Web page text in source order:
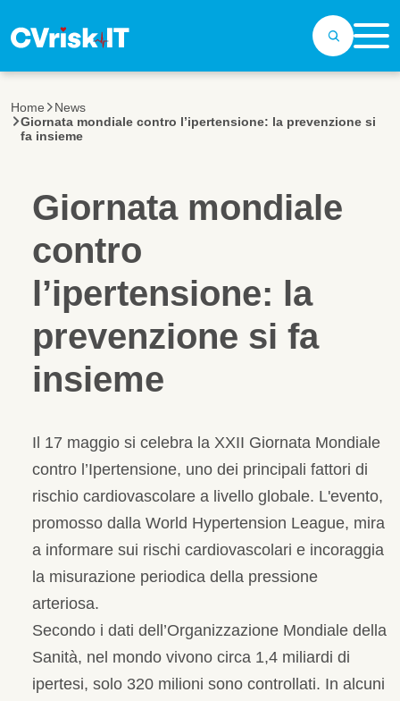
Home
News
Giornata mondiale contro l’ipertensione: la prevenzione si
fa insieme
Giornata mondiale
contro
l’ipertensione: la
prevenzione si fa
insieme
Il 17 maggio si celebra la XXII Giornata Mondiale
contro l’Ipertensione, uno dei principali fattori di
rischio cardiovascolare a livello globale. L'evento,
promosso dalla World Hypertension League, mira
a informare sui rischi cardiovascolari e incoraggia
la misurazione periodica della pressione
arteriosa.
Secondo i dati dell’Organizzazione Mondiale della
Sanità, nel mondo vivono circa 1,4 miliardi di
ipertesi, solo 320 milioni sono controllati. In alcuni